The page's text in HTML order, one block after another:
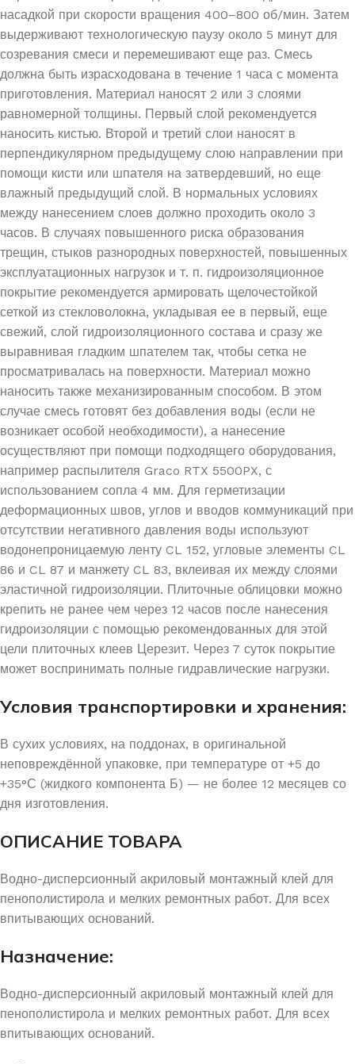
насадкой при скорости вращения 400–800 об/мин. Затем
выдерживают технологическую паузу около 5 минут для
созревания смеси и перемешивают еще раз. Смесь
должна быть израсходована в течение 1 часа с момента
приготовления. Материал наносят 2 или 3 слоями
равномерной толщины. Первый слой рекомендуется
наносить кистью. Второй и третий слои наносят в
перпендикулярном предыдущему слою направлении при
помощи кисти или шпателя на затвердевший, но еще
влажный предыдущий слой. В нормальных условиях
между нанесением слоев должно проходить около 3
часов. В случаях повышенного риска образования
трещин, стыков разнородных поверхностей, повышенных
эксплуатационных нагрузок и т. п. гидроизоляционное
покрытие рекомендуется армировать щелочестойкой
сеткой из стекловолокна, укладывая ее в первый, еще
свежий, слой гидроизоляционного состава и сразу же
выравнивая гладким шпателем так, чтобы сетка не
просматривалась на поверхности. Материал можно
наносить также механизированным способом. В этом
случае смесь готовят без добавления воды (если не
возникает особой необходимости), а нанесение
осуществляют при помощи подходящего оборудования,
например распылителя Graco RTX 5500PX, с
использованием сопла 4 мм. Для герметизации
деформационных швов, углов и вводов коммуникаций при
отсутствии негативного давления воды используют
водонепроницаемую ленту CL 152, угловые элементы CL
86 и CL 87 и манжету CL 83, вклеивая их между слоями
эластичной гидроизоляции. Плиточные облицовки можно
крепить не ранее чем через 12 часов после нанесения
гидроизоляции с помощью рекомендованных для этой
цели плиточных клеев Церезит. Через 7 суток покрытие
может воспринимать полные гидравлические нагрузки.
Условия транспортировки и хранения:
В сухих условиях, на поддонах, в оригинальной
неповреждённой упаковке, при температуре от +5 до
+35°С (жидкого компонента Б) — не более 12 месяцев со
дня изготовления.
ОПИСАНИЕ ТОВАРА
Водно-дисперсионный акриловый монтажный клей для
пенополистирола и мелких ремонтных работ. Для всех
впитывающих оснований.
Назначение:
Водно-дисперсионный акриловый монтажный клей для
пенополистирола и мелких ремонтных работ. Для всех
впитывающих оснований.